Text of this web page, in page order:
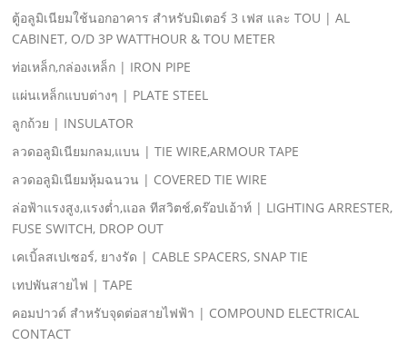
ตู้อลูมิเนียมใช้นอกอาคาร สําหรับมิเตอร์ 3 เฟส และ TOU | AL
CABINET, O/D 3P WATTHOUR & TOU METER
ท่อเหล็ก,กล่องเหล็ก | IRON PIPE
แผ่นเหล็กแบบต่างๆ | PLATE STEEL
ลูกถ้วย | INSULATOR
ลวดอลูมิเนียมกลม,แบน | TIE WIRE,ARMOUR TAPE
ลวดอลูมิเนียมหุ้มฉนวน | COVERED TIE WIRE
ล่อฟ้าแรงสูง,แรงตํ่า,แอล ทีสวิตช์,ดร๊อปเอ้าท์ | LIGHTING ARRESTER,
FUSE SWITCH, DROP OUT
เคเบิ้ลสเปเซอร์, ยางรัด | CABLE SPACERS, SNAP TIE
เทปพันสายไฟ | TAPE
คอมปาวด์ สําหรับจุดต่อสายไฟฟ้า | COMPOUND ELECTRICAL
CONTACT